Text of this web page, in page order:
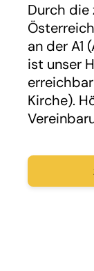
Durch die
an der
ist unser
Kirche).